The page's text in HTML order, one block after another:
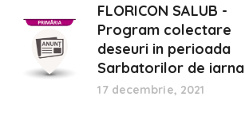
FLORICON SALUB -
Program colectare
deseuri in perioada
Sarbatorilor de iarna
17 decembrie, 2021